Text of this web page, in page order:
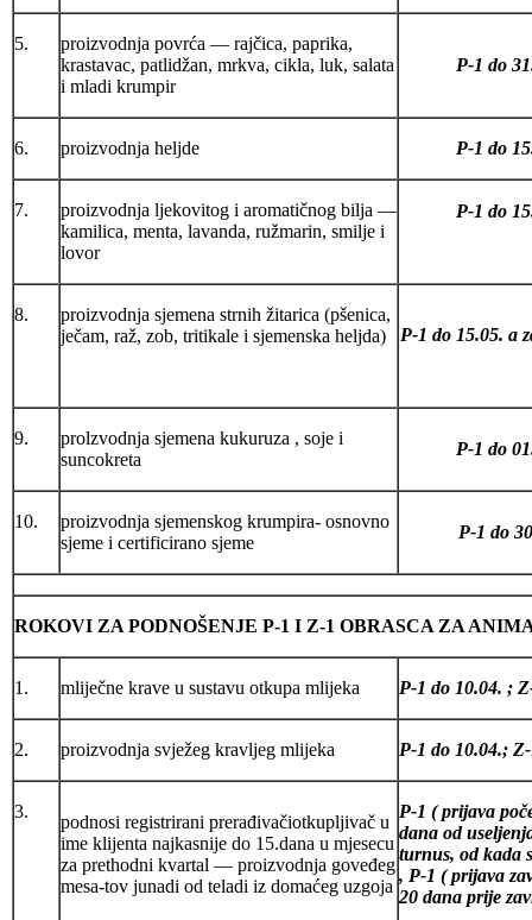
5.
proizvodnja povrća — rajčica, paprika,
krastavac, patlidžan, mrkva, cikla, luk, salata
i mladi krumpir
P-1 do
6. proizvodnja heljde P-1 do
7.
proizvodnja ljekovitog i aromatičnog bilja —
kamilica, menta, lavanda, ružmarin, smilje i
lovor
P-1 do
8.
proizvodnja sjemena strnih žitarica (pšenica,
ječam, raž, zob, tritikale i sjemenska heljda)
P-1 do 15.05. a
9.
prolzvodnja sjemena kukuruza , soje i
suncokreta
P-1 do
10.
proizvodnja sjemenskog krumpira- osnovno
sjeme i certificirano sjeme
P-1 do
ROKOVI ZA PODNOŠENJE P-1 I Z-1 OBRASCA ZA
1. mliječne krave u sustavu otkupa mlijeka P-1 do 10.04. ;
2. proizvodnja svježeg kravljeg mlijeka P-1 do 10.04.;
3.
podnosi registrirani prerađivačiotkupljivač u
ime klijenta najkasnije do 15.dana u mjesecu
za prethodni kvartal — proizvodnja goveđeg
mesa-tov junadi od teladi iz domaćeg uzgoja
P-1 ( prijava
dana od
turnus, od kada
, P-1 ( prijava
20 dana prije